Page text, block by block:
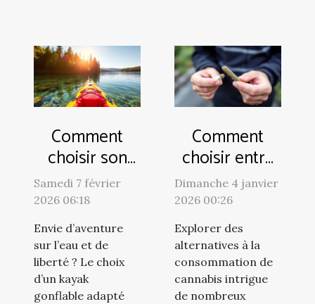
Comment
choisir son
kayak
gonflable
pour une
aventure
aquatique
réussie ?
Samedi 7 février
2026 06:18
Envie d’aventure
sur l’eau et de
liberté ? Le choix
d’un kayak
gonflable adapté
Comment
choisir entre
cigarettes de
plantes et
joints sans
cannabis ?
Dimanche 4 janvier
2026 00:26
Explorer des
alternatives à la
consommation de
cannabis intrigue
de nombreux